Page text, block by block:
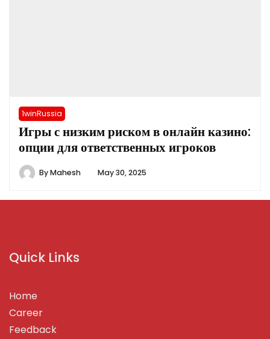
1winRussia
Игры с низким риском в онлайн казино:
опции для ответственных игроков
ByMahesh May 30, 2025
Quick Links
Home
Career
Feedback